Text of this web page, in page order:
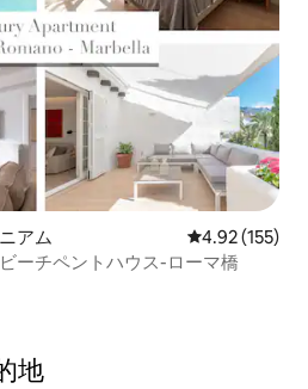
アム レビュー155
4.92 (155)
ーチペントハウス-ローマ橋
地